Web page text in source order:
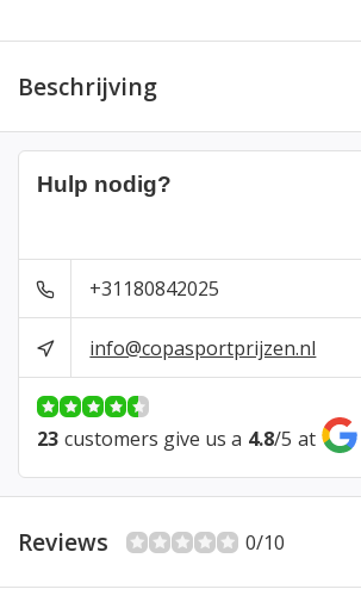
Beschrijving
Hulp nodig?
+31180842025
info@copasportprijzen.nl
23 customers give us a 4.8/5 at
Reviews 0/10